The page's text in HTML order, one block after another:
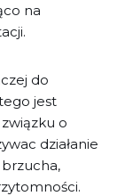
na
do
jest
o
działanie